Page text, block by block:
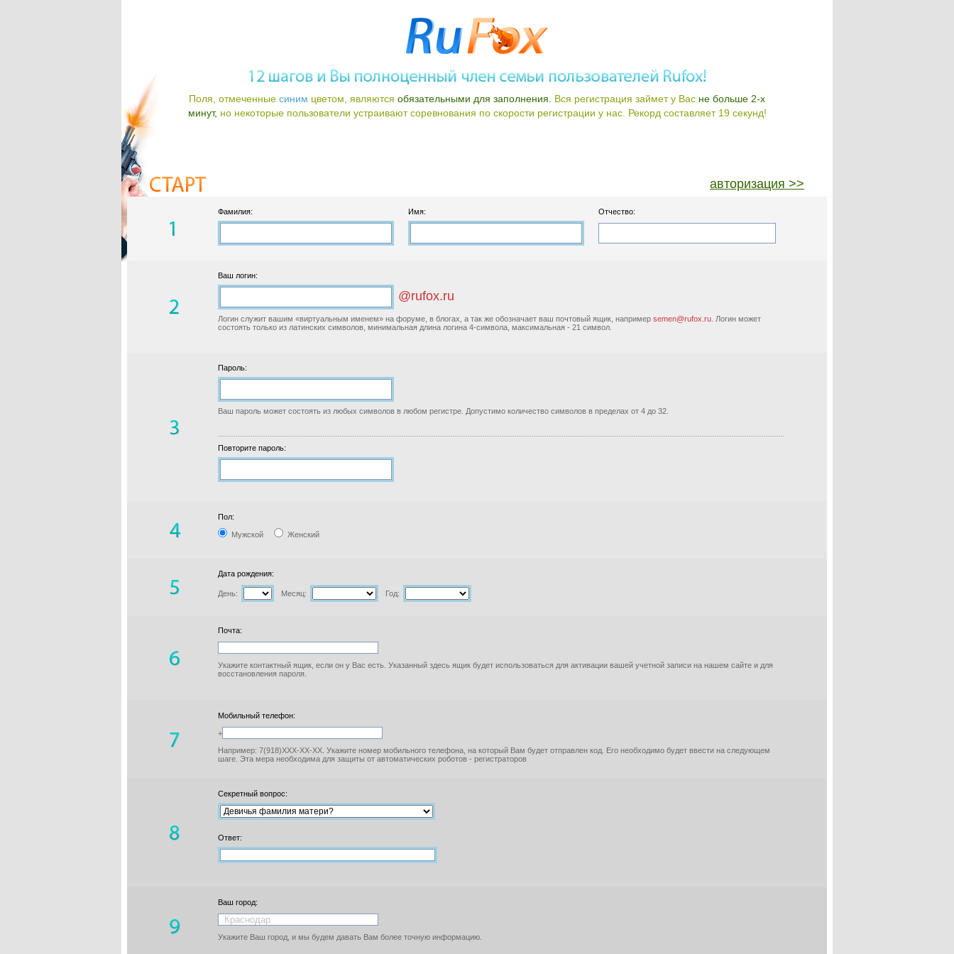
Поля, отмеченные синим цветом, являются обязательными для заполнения. Вся регистрация займет у Вас не больше 2-х
минут, но некоторые пользователи устраивают соревнования по скорости регистрации у нас. Рекорд составляет 19 секунд!
авторизация >>
Фамилия: Имя: Отчество:
Ваш логин:
@rufox.ru
Логин служит вашим «виртуальным именем» на форуме, в блогах, а так же обозначает ваш почтовый ящик, например semen@rufox.ru. Логин может
состоять только из латинских символов, минимальная длина логина 4-символа, максимальная - 21 символ.
Пароль:
Ваш пароль может состоять из любых символов в любом регистре. Допустимо количество символов в пределах от 4 до 32.
Повторите пароль:
Пол:
Мужской Женский
Дата рождения:
День: Месяц: Год:
Почта:
Укажите контактный ящик, если он у Вас есть. Указанный здесь ящик будет использоваться для активации вашей учетной записи на нашем сайте и для
восстановления пароля.
Мобильный телефон:
+
Например: 7(918)XXX-XX-XX. Укажите номер мобильного телефона, на который Вам будет отправлен код. Его необходимо будет ввести на следующем
шаге. Эта мера необходима для защиты от автоматических роботов - регистраторов
Секретный вопрос:
Ответ:
Ваш город:
Укажите Ваш город, и мы будем давать Вам более точную информацию.